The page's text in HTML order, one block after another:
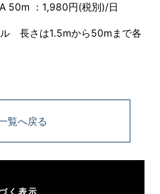
50m ：1,980円(税別)/日
長さは1.5mから50mまで各
覧へ戻る
く表示